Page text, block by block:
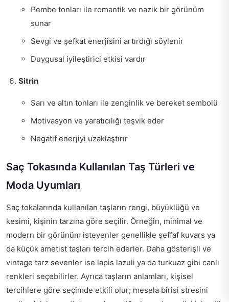
Pembe tonları ile romantik ve nazik bir görünüm
sunar
Sevgi ve şefkat enerjisini artırdığı söylenir
Duygusal iyileştirici etkisi vardır
Sitrin
Sarı ve altın tonları ile zenginlik ve bereket sembolü
Motivasyon ve yaratıcılığı teşvik eder
Negatif enerjiyi uzaklaştırır
Saç Tokasında Kullanılan Taş Türleri ve
Moda Uyumları
Saç tokalarında kullanılan taşların rengi, büyüklüğü ve
kesimi, kişinin tarzına göre seçilir. Örneğin, minimal ve
modern bir görünüm isteyenler genellikle şeffaf kuvars ya
da küçük ametist taşları tercih ederler. Daha gösterişli ve
vintage tarz sevenler ise lapis lazuli ya da turkuaz gibi canlı
renkleri seçebilirler. Ayrıca taşların anlamları, kişisel
tercihlere göre seçimde etkili olur; mesela birisi stresini